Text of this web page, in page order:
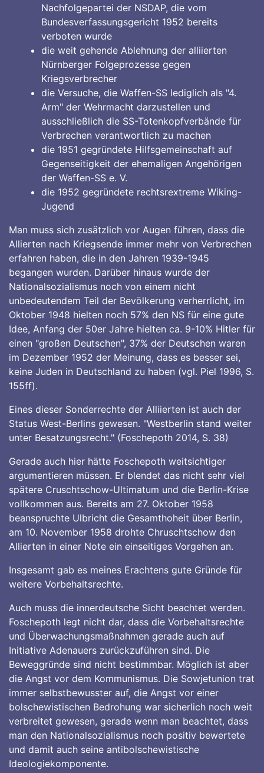
Nachfolgepartei der NSDAP, die vom
Bundesverfassungsgericht 1952 bereits
verboten wurde
die weit gehende Ablehnung der alliierten
Nürnberger Folgeprozesse gegen
Kriegsverbrecher
die Versuche, die Waffen-SS lediglich als "4.
Arm" der Wehrmacht darzustellen und
ausschließlich die SS-Totenkopfverbände für
Verbrechen verantwortlich zu machen
die 1951 gegründete Hilfsgemeinschaft auf
Gegenseitigkeit der ehemaligen Angehörigen
der Waffen-SS e. V.
die 1952 gegründete rechtsrextreme Wiking-
Jugend
Man muss sich zusätzlich vor Augen führen, dass die
Allierten nach Kriegsende immer mehr von Verbrechen
erfahren haben, die in den Jahren 1939-1945
begangen wurden. Darüber hinaus wurde der
Nationalsozialismus noch von einem nicht
unbedeutendem Teil der Bevölkerung verherrlicht, im
Oktober 1948 hielten noch 57% den NS für eine gute
Idee, Anfang der 50er Jahre hielten ca. 9-10% Hitler für
einen "großen Deutschen", 37% der Deutschen waren
im Dezember 1952 der Meinung, dass es besser sei,
keine Juden in Deutschland zu haben (vgl. Piel 1996, S.
155ff).
Eines dieser Sonderrechte der Alliierten ist auch der
Status West-Berlins gewesen. "Westberlin stand weiter
unter Besatzungsrecht." (Foschepoth 2014, S. 38)
Gerade auch hier hätte Foschepoth weitsichtiger
argumentieren müssen. Er blendet das nicht sehr viel
spätere Cruschtschow-Ultimatum und die Berlin-Krise
vollkommen aus. Bereits am 27. Oktober 1958
beanspruchte Ulbricht die Gesamthoheit über Berlin,
am 10. November 1958 drohte Chruschtschow den
Allierten in einer Note ein einseitiges Vorgehen an.
Insgesamt gab es meines Erachtens gute Gründe für
weitere Vorbehaltsrechte.
Auch muss die innerdeutsche Sicht beachtet werden.
Foschepoth legt nicht dar, dass die Vorbehaltsrechte
und Überwachungsmaßnahmen gerade auch auf
Initiative Adenauers zurückzuführen sind. Die
Beweggründe sind nicht bestimmbar. Möglich ist aber
die Angst vor dem Kommunismus. Die Sowjetunion trat
immer selbstbewusster auf, die Angst vor einer
bolschewistischen Bedrohung war sicherlich noch weit
verbreitet gewesen, gerade wenn man beachtet, dass
man den Nationalsozialismus noch positiv bewertete
und damit auch seine antibolschewistische
Ideologiekomponente.